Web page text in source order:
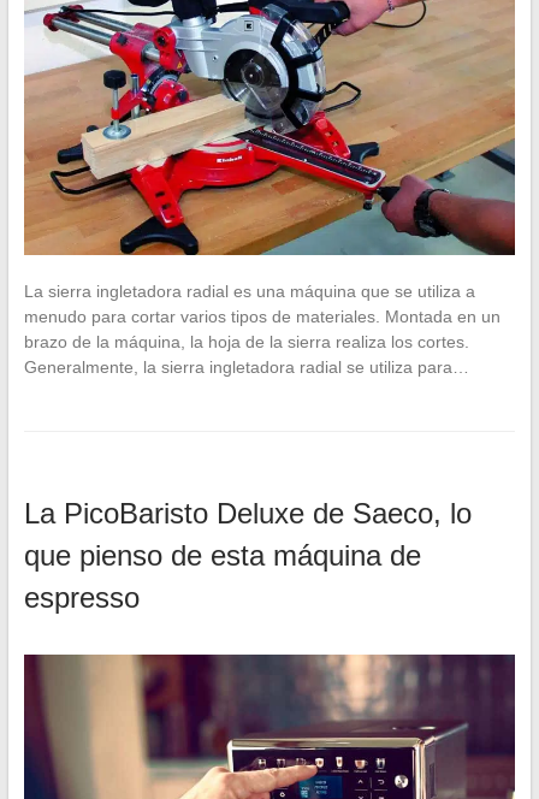
La sierra ingletadora radial es una máquina que se utiliza a
menudo para cortar varios tipos de materiales. Montada en un
brazo de la máquina, la hoja de la sierra realiza los cortes.
Generalmente, la sierra ingletadora radial se utiliza para…
La PicoBaristo Deluxe de Saeco, lo
que pienso de esta máquina de
espresso